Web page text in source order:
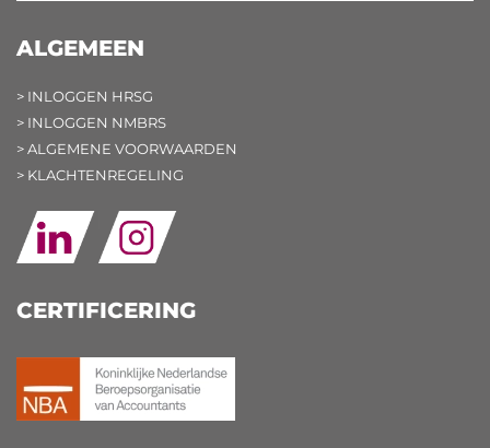
ALGEMEEN
> INLOGGEN HRSG
> INLOGGEN NMBRS
> ALGEMENE VOORWAARDEN
> KLACHTENREGELING
CERTIFICERING